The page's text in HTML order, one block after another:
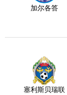
加尔各答
塞利斯贝瑞联